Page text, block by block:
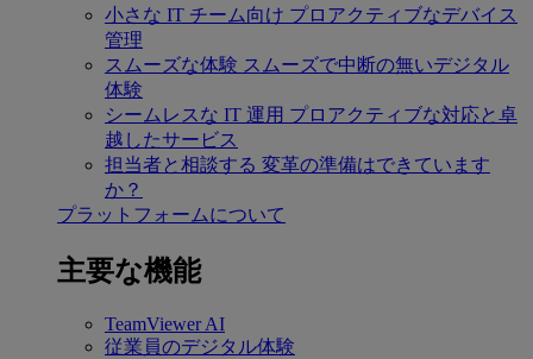
小さな IT チーム向け プロアクティブなデバイス
管理
スムーズな体験 スムーズで中断の無いデジタル
体験
シームレスな IT 運用 プロアクティブな対応と卓
越したサービス
担当者と相談する 変革の準備はできています
か？
プラットフォームについて
主要な機能
TeamViewer AI
従業員のデジタル体験